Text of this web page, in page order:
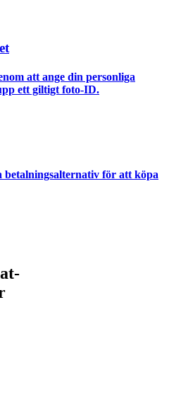
att ange din personliga
ett giltigt foto-ID.
betalningsalternativ för att köpa